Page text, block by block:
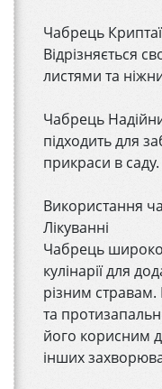
Чабрець
Відрізняється
листями та
Чабрець
підходить для
прикраси в саду.
Використання
Лікуванні
Чабрець широко
кулінарії для
різним стравам.
та
його корисним
інших